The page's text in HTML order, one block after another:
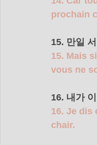
prochain
15. 만일
15. Mais
vous ne
16. 내가
16. Je dis
chair.